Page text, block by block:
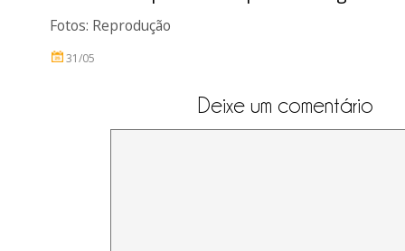
Fotos: Reprodução
31/05
Deixe um comentário